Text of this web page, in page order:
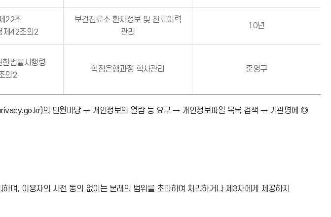
22조
제42조의2
보건진료소 환자정보 및 진료이력
관리
10년
한법률시행령
의2
학점은행과정 학사관리 준영구
의 민원마당 → 개인정보의 열람 등 요구 → 개인정보파일 목록 검색 → 기관명에 ◎
며, 이용자의 사전 동의 없이는 본래의 범위를 초과하여 처리하거나 제3자에게 제공하지